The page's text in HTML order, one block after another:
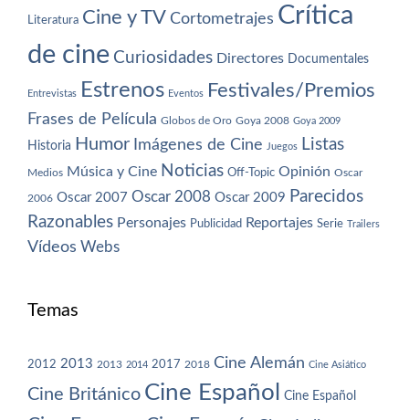
Literatura Cine y TV Cortometrajes Crítica
de cine Curiosidades Directores Documentales
Entrevistas Estrenos Eventos Festivales/Premios
Frases de Película Globos de Oro Goya 2008 Goya 2009
Historia Humor Imágenes de Cine Juegos Listas
Medios Música y Cine Noticias Off-Topic Opinión Oscar
2006 Oscar 2007 Oscar 2008 Oscar 2009 Parecidos
Razonables Personajes Publicidad Reportajes Serie Trailers
Vídeos Webs
Temas
2012 2013 2013 2014 2017 2018 Cine Alemán Cine Asiático
Cine Británico Cine Español Cine Español